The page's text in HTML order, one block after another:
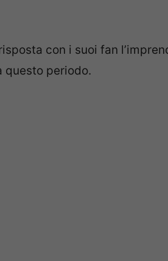
con i suoi fan
periodo.